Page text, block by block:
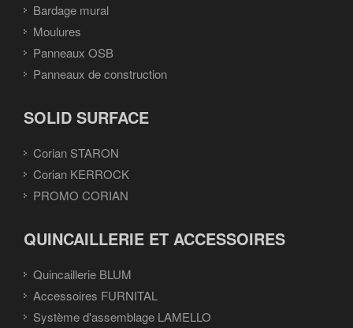
Bardage mural
Moulures
Panneaux OSB
Panneaux de construction
SOLID SURFACE
Corian STARON
Corian KERROCK
PROMO CORIAN
QUINCAILLERIE ET ACCESSOIRES
Quincaillerie BLUM
Accessoires FURNITAL
Système d'assemblage LAMELLO